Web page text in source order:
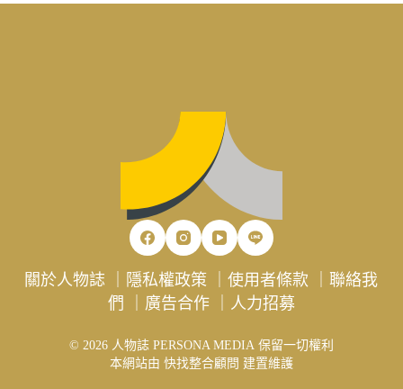
關於人物誌 隱私權政策 ｜使用者條款 ｜聯絡我
們
廣告合作｜ 人力招募
© 2026 人物誌 PERSONA MEDIA 保留一切權利
本網站由 快找整合顧問 建置維護